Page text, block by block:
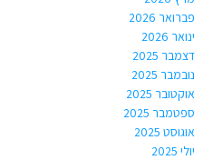
פברואר 2026
ינואר 2026
דצמבר 2025
נובמבר 2025
אוקטובר 2025
ספטמבר 2025
אוגוסט 2025
יולי 2025